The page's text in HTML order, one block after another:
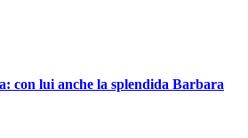
con lui anche la splendida Barbara